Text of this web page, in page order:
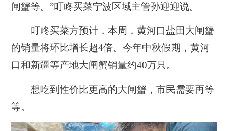
闸蟹等。”叮咚买菜宁波区域主管孙迎迎说。
叮咚买菜方预计，本周，黄河口盐田大闸蟹
的销量将环比增长超4倍。今年中秋假期，黄河
口和新疆等产地大闸蟹销量约40万只。
想吃到性价比更高的大闸蟹，市民需要再等
等。